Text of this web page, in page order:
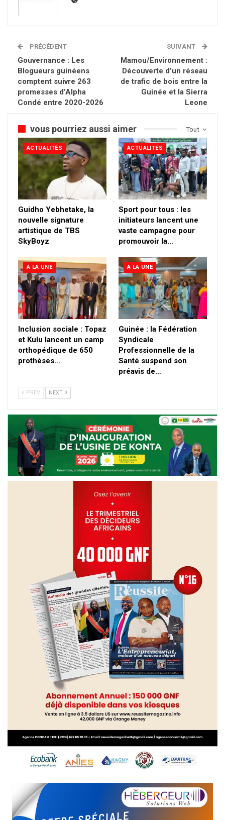
PRÉCÉDENT
Gouvernance : Les
Blogueurs guinéens
comptent suivre 263
promesses d’Alpha
Condé entre 2020-2026
SUIVANT
Mamou/Environnement :
Découverte d’un réseau
de trafic de bois entre la
Guinée et la Sierra
Leone
Tout
vous pourriez aussi aimer
ACTUALITÉS
Guidho Yebhetake, la
nouvelle signature
artistique de TBS
SkyBoyz
ACTUALITÉS
Sport pour tous : les
initiateurs lancent une
vaste campagne pour
promouvoir la…
A LA UNE
Inclusion sociale : Topaz
et Kulu lancent un camp
orthopédique de 650
prothèses…
A LA UNE
Guinée : la Fédération
Syndicale
Professionnelle de la
Santé suspend son
préavis de…
PREV NEXT